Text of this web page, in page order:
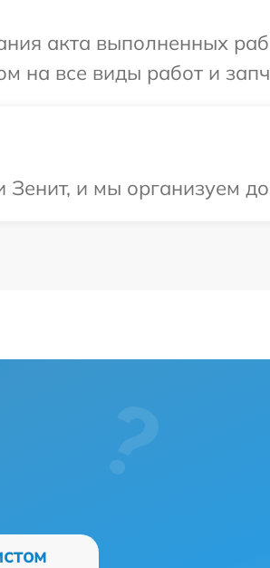
акта выполненных
на все виды работ и
и мы организуем